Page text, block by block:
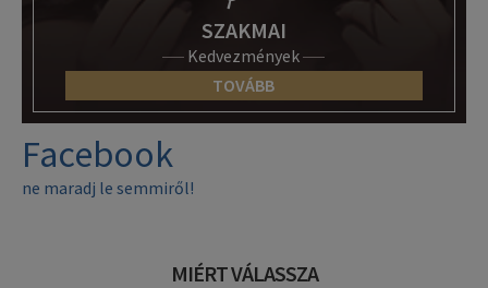
SZAKMAI
Kedvezmények
TOVÁBB
Facebook
ne maradj le semmiről!
MIÉRT VÁLASSZA